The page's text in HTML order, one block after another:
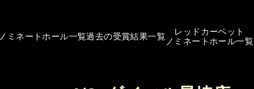
ノミネートホール一覧過去の受賞結果一覧
レッドカーペット
ノミネートホール一覧